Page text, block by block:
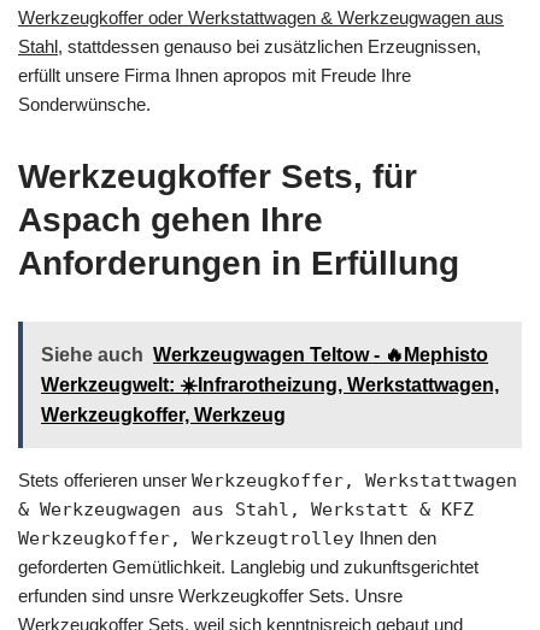
Werkzeugkoffer oder Werkstattwagen & Werkzeugwagen aus
Stahl, stattdessen genauso bei zusätzlichen Erzeugnissen,
erfüllt unsere Firma Ihnen apropos mit Freude Ihre
Sonderwünsche.
Werkzeugkoffer Sets, für
Aspach gehen Ihre
Anforderungen in Erfüllung
Siehe auch Werkzeugwagen Teltow - 🔥Mephisto
Werkzeugwelt: ☀️Infrarotheizung, Werkstattwagen,
Werkzeugkoffer, Werkzeug
Stets offerieren unser Werkzeugkoffer, Werkstattwagen
& Werkzeugwagen aus Stahl, Werkstatt & KFZ
Werkzeugkoffer, Werkzeugtrolley Ihnen den
geforderten Gemütlichkeit. Langlebig und zukunftsgerichtet
erfunden sind unsre Werkzeugkoffer Sets. Unsre
Werkzeugkoffer Sets, weil sich kenntnisreich gebaut und